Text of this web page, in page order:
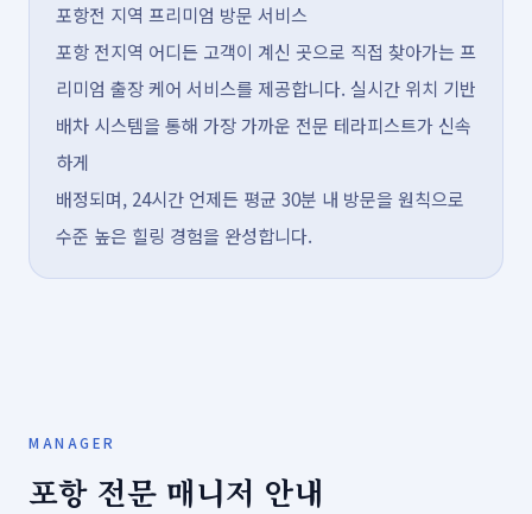
포항전 지역 프리미엄 방문 서비스
포항 전지역 어디든 고객이 계신 곳으로 직접 찾아가는 프
리미엄 출장 케어 서비스를 제공합니다. 실시간 위치 기반
배차 시스템을 통해 가장 가까운 전문 테라피스트가 신속
하게
배정되며, 24시간 언제든 평균 30분 내 방문을 원칙으로
수준 높은 힐링 경험을 완성합니다.
MANAGER
포항 전문 매니저 안내